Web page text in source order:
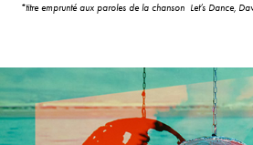
*titre emprunté aux paroles de la chanson Let’s Dance,